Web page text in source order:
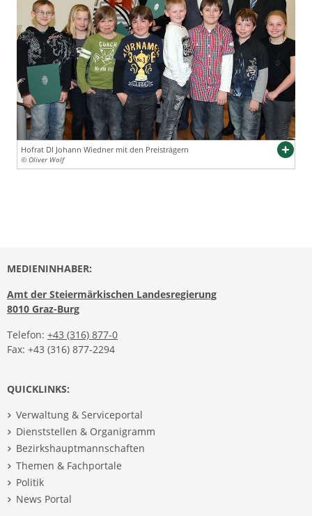
Hofrat DI Johann Wiedner mit den Preisträgern
© Oliver Wolf
MEDIENINHABER:
Amt der Steiermärkischen Landesregierung
8010 Graz-Burg
Telefon: +43 (316) 877-0
Fax: +43 (316) 877-2294
QUICKLINKS:
Verwaltung & Serviceportal
Dienststellen & Organigramm
Bezirkshauptmannschaften
Themen & Fachportale
Politik
News Portal